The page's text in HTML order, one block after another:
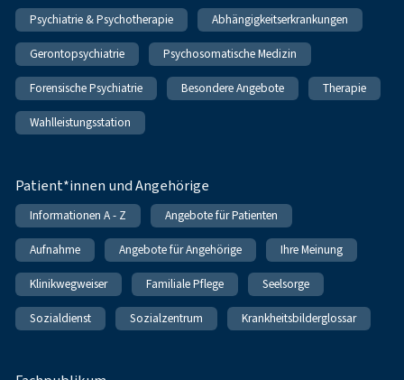
Psychiatrie & Psychotherapie Abhängigkeitserkrankungen
Gerontopsychiatrie Psychosomatische Medizin
Forensische Psychiatrie Besondere Angebote Therapie
Wahlleistungsstation
Patient*innen und Angehörige
Informationen A - Z Angebote für Patienten
Aufnahme Angebote für Angehörige Ihre Meinung
Klinikwegweiser Familiale Pflege Seelsorge
Sozialdienst Sozialzentrum Krankheitsbilderglossar